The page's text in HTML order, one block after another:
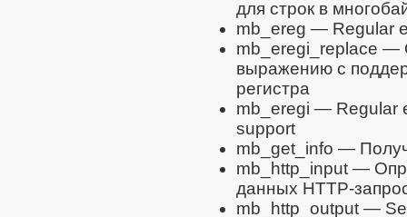
для строк в
mb_ereg — Regular
mb_eregi_replace —
выражению с
регистра
mb_eregi — Regular
support
mb_get_info —
mb_http_input —
данных HTTP-
mb_http_output —